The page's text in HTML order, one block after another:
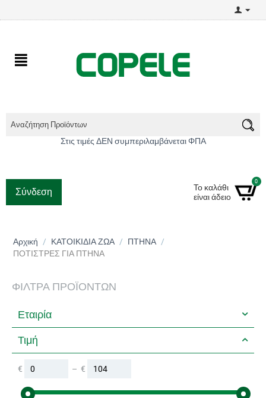
Στις τιμές ΔΕΝ συμπεριλαμβάνεται ΦΠΑ
Σύνδεση
Το καλάθι
είναι άδειο
0
Αρχική / ΚΑΤΟΙΚΙΔΙΑ ΖΩΑ / ΠΤΗΝΑ /
ΠΟΤΙΣΤΡΕΣ ΓΙΑ ΠΤΗΝΑ
ΦΊΛΤΡΑ ΠΡΟΪΌΝΤΩΝ
Εταιρία
Τιμή
€ – €